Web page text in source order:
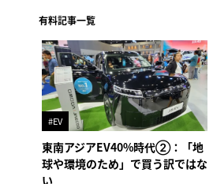
有料記事一覧
#EV
東南アジアEV40%時代②：「地
球や環境のため」で買う訳ではな
い